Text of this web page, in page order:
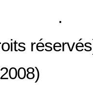
.